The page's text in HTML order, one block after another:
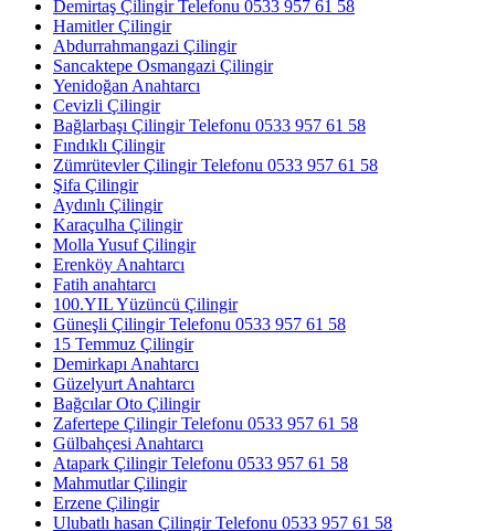
Demirtaş Çilingir Telefonu 0533 957 61 58
Hamitler Çilingir
Abdurrahmangazi Çilingir
Sancaktepe Osmangazi Çilingir
Yenidoğan Anahtarcı
Cevizli Çilingir
Bağlarbaşı Çilingir Telefonu 0533 957 61 58
Fındıklı Çilingir
Zümrütevler Çilingir Telefonu 0533 957 61 58
Şifa Çilingir
Aydınlı Çilingir
Karaçulha Çilingir
Molla Yusuf Çilingir
Erenköy Anahtarcı
Fatih anahtarcı
100.YIL Yüzüncü Çilingir
Güneşli Çilingir Telefonu 0533 957 61 58
15 Temmuz Çilingir
Demirkapı Anahtarcı
Güzelyurt Anahtarcı
Bağcılar Oto Çilingir
Zafertepe Çilingir Telefonu 0533 957 61 58
Gülbahçesi Anahtarcı
Atapark Çilingir Telefonu 0533 957 61 58
Mahmutlar Çilingir
Erzene Çilingir
Ulubatlı hasan Çilingir Telefonu 0533 957 61 58